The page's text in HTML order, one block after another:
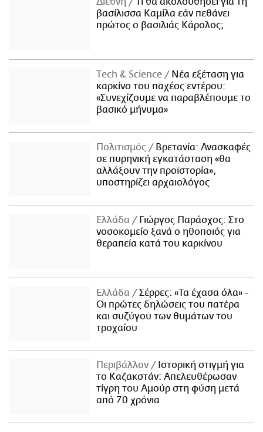
βασίλισσα Καμίλα εάν πεθάνει
πρώτος ο βασιλιάς Κάρολος;
Τech & Science
Νέα εξέταση για
καρκίνο του παχέος εντέρου:
«Συνεχίζουμε να παραβλέπουμε το
βασικό μήνυμα»
Πολιτισμός
Βρετανία: Ανασκαφές
σε πυρηνική εγκατάσταση «θα
αλλάξουν την προϊστορία»,
υποστηρίζει αρχαιολόγος
Ελλάδα
Γιώργος Παράσχος: Στο
νοσοκομείο ξανά ο ηθοποιός για
θεραπεία κατά του καρκίνου
Ελλάδα
Σέρρες: «Τα έχασα όλα» -
Οι πρώτες δηλώσεις του πατέρα
και συζύγου των θυμάτων του
τροχαίου
Περιβάλλον
Ιστορική στιγμή για
το Καζακστάν: Απελευθέρωσαν
τίγρη του Αμούρ στη φύση μετά
από 70 χρόνια